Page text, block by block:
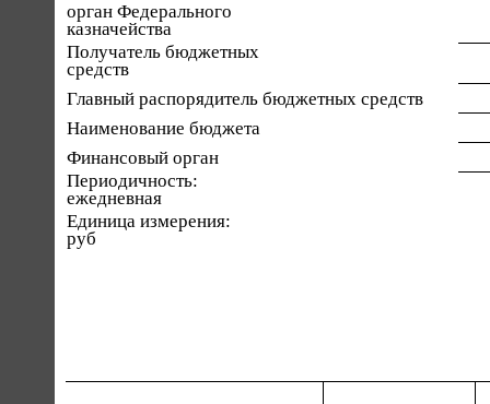
орган Федерального
казначейства
Получатель бюджетных
средств
Главный распорядитель бюджетных средств
Наименование бюджета
Финансовый орган
Периодичность:
ежедневная
Единица измерения:
руб